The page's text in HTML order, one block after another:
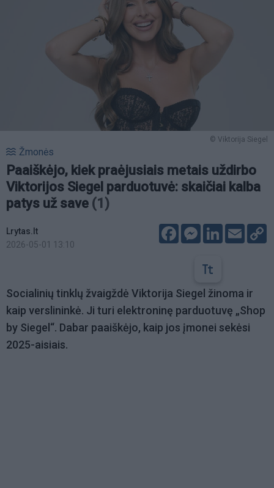
© Viktorija Siegel
Žmonės
Paaiškėjo, kiek praėjusiais metais uždirbo
Viktorijos Siegel parduotuvė: skaičiai kalba
patys už save (1)
Lrytas.lt
2026-05-01 13:10
FacebookMessenger
LinkedIn
Email
Socialinių tinklų žvaigždė Viktorija Siegel žinoma ir
kaip verslininkė. Ji turi elektroninę parduotuvę „Shop
by Siegel“. Dabar paaiškėjo, kaip jos įmonei sekėsi
2025-aisiais.